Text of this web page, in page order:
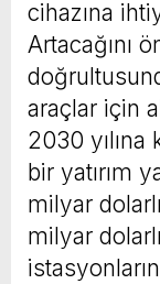
cihazına
Artacağını
araçlar için
2030 yılına
bir yatırım
milyar
milyar